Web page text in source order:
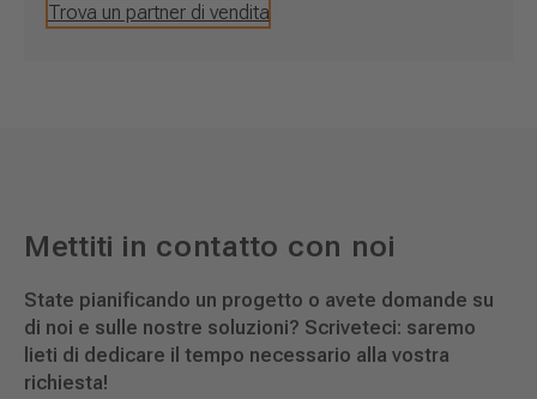
Trova un partner di vendita
Mettiti in contatto con noi
State pianificando un progetto o avete domande su
di noi e sulle nostre soluzioni? Scriveteci: saremo
lieti di dedicare il tempo necessario alla vostra
richiesta!